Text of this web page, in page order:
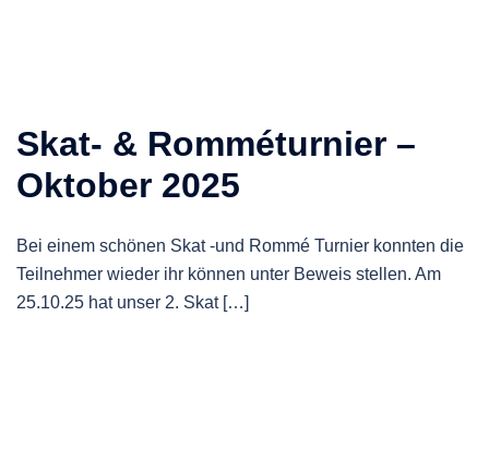
Skat- & Romméturnier –
Oktober 2025
Bei einem schönen Skat -und Rommé Turnier konnten die
Teilnehmer wieder ihr können unter Beweis stellen. Am
25.10.25 hat unser 2. Skat […]